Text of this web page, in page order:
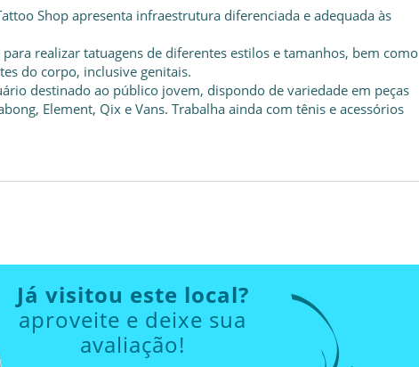
Shop apresenta infraestrutura diferenciada e adequada às
realizar tatuagens de diferentes estilos e tamanhos, bem como
do corpo, inclusive genitais.
destinado ao público jovem, dispondo de variedade em peças
Element, Qix e Vans. Trabalha ainda com tênis e acessórios
Já visitou este local?
aproveite e deixe sua
avaliação!